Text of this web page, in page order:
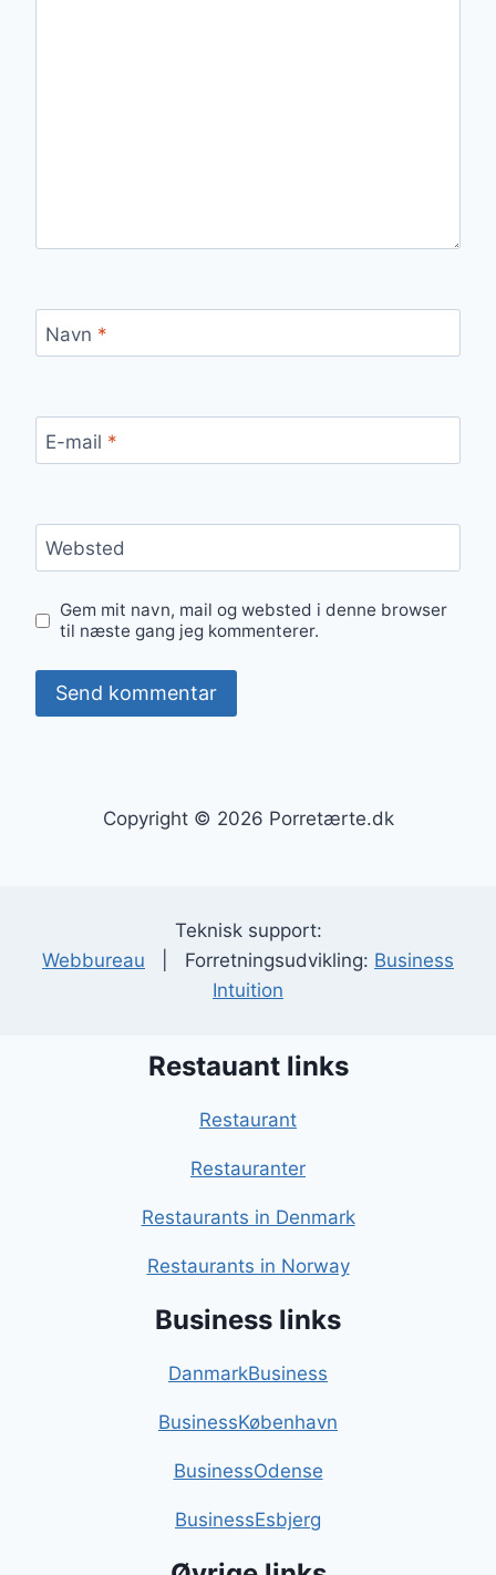
Navn *
E-mail *
Websted
Gem mit navn, mail og websted i denne browser
til næste gang jeg kommenterer.
Copyright © 2026 Porretærte.dk
Teknisk support:
Webbureau | Forretningsudvikling: Business
Intuition
Restauant links
Restaurant
Restauranter
Restaurants in Denmark
Restaurants in Norway
Business links
DanmarkBusiness
BusinessKøbenhavn
BusinessOdense
BusinessEsbjerg